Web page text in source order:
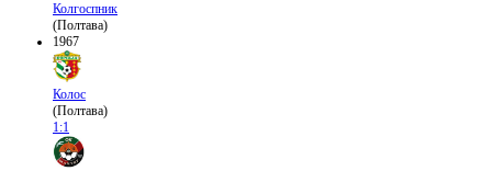
Колгоспник
(Полтава)
1967
Колос
(Полтава)
1:1